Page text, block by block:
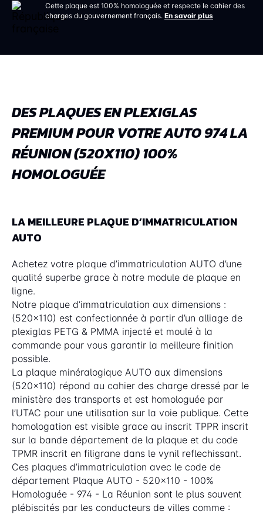
Cette plaque est 100% homologuée et respecte le cahier des
charges du gouvernement français. En savoir plus
DES PLAQUES EN PLEXIGLAS
PREMIUM POUR VOTRE AUTO 974 LA
RÉUNION (520X110) 100%
HOMOLOGUÉE
LA MEILLEURE PLAQUE D’IMMATRICULATION
AUTO
Achetez votre plaque d’immatriculation AUTO d’une
qualité superbe grace à notre module de plaque en
ligne.
Notre plaque d’immatriculation aux dimensions :
(520x110) est confectionnée à partir d’un alliage de
plexiglas PETG & PMMA injecté et moulé à la
commande pour vous garantir la meilleure finition
possible.
La plaque minéralogique AUTO aux dimensions
(520x110) répond au cahier des charge dressé par le
ministère des transports et est homologuée par
l’UTAC pour une utilisation sur la voie publique. Cette
homologation est visible grace au inscrit TPPR inscrit
sur la bande département de la plaque et du code
TPMR inscrit en filigrane dans le vynil reflechissant.
Ces plaques d’immatriculation avec le code de
département Plaque AUTO - 520x110 - 100%
Homologuée - 974 - La Réunion sont le plus souvent
plébiscités par les conducteurs de villes comme :